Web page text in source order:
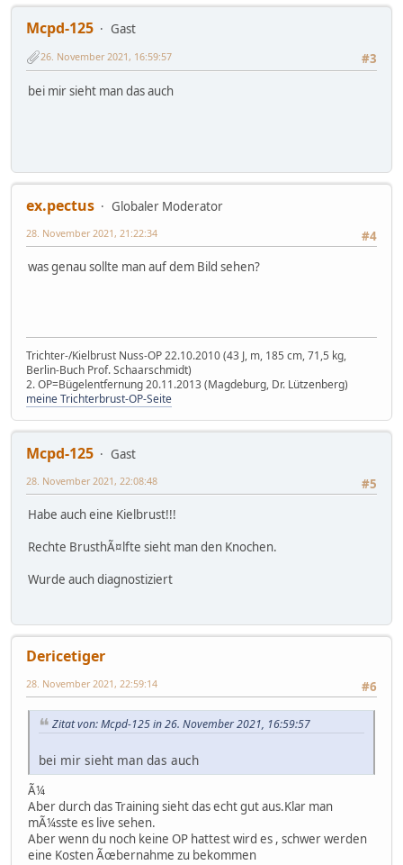
Mcpd-125
Gast
#3
26. November 2021, 16:59:57
bei mir sieht man das auch
ex.pectus
Globaler Moderator
#4
28. November 2021, 21:22:34
was genau sollte man auf dem Bild sehen?
Trichter-/Kielbrust Nuss-OP 22.10.2010 (43 J, m, 185 cm, 71,5 kg,
Berlin-Buch Prof. Schaarschmidt)
2. OP=Bügelentfernung 20.11.2013 (Magdeburg, Dr. Lützenberg)
meine Trichterbrust-OP-Seite
Mcpd-125
Gast
#5
28. November 2021, 22:08:48
Habe auch eine Kielbrust!!!
Rechte BrusthÃ¤lfte sieht man den Knochen.
Wurde auch diagnostiziert
Dericetiger
#6
28. November 2021, 22:59:14
Zitat von: Mcpd-125 in 26. November 2021, 16:59:57
bei mir sieht man das auch
Ã¼
Aber durch das Training sieht das echt gut aus.Klar man
mÃ¼sste es live sehen.
Aber wenn du noch keine OP hattest wird es , schwer werden
eine Kosten Ãœbernahme zu bekommen